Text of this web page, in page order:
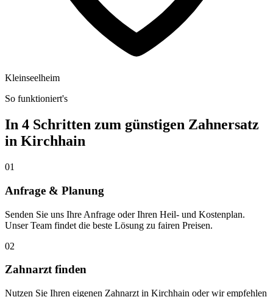
Kleinseelheim
So funktioniert's
In 4 Schritten zum günstigen Zahnersatz
in Kirchhain
01
Anfrage & Planung
Senden Sie uns Ihre Anfrage oder Ihren Heil- und Kostenplan.
Unser Team findet die beste Lösung zu fairen Preisen.
02
Zahnarzt finden
Nutzen Sie Ihren eigenen Zahnarzt in Kirchhain oder wir empfehlen